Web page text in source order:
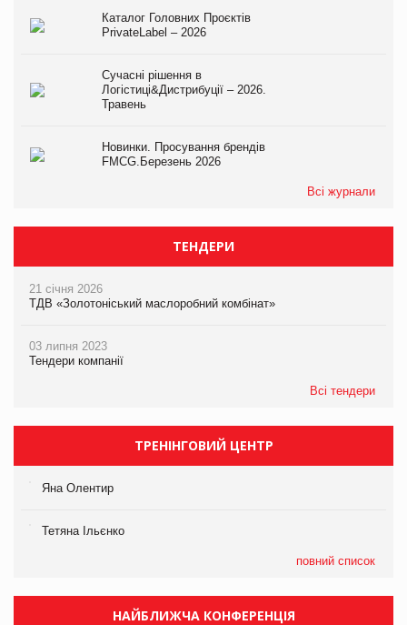
Каталог Головних Проєктів
PrivateLabel – 2026
Сучасні рішення в
Логістиці&Дистрибуції – 2026.
Травень
Новинки. Просування брендів
FMCG.Березень 2026
Всі журнали
ТЕНДЕРИ
21 січня 2026
ТДВ «Золотоніський маслоробний комбінат»
03 липня 2023
Тендери компанії
Всі тендери
ТРЕНІНГОВИЙ ЦЕНТР
Яна Олентир
Тетяна Ільєнко
повний список
НАЙБЛИЖЧА КОНФЕРЕНЦІЯ